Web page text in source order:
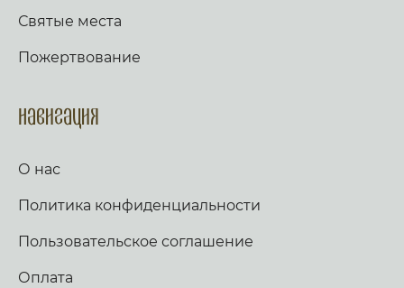
Святые места
Пожертвование
Навигация
О нас
Политика конфиденциальности
Пользовательское соглашение
Оплата